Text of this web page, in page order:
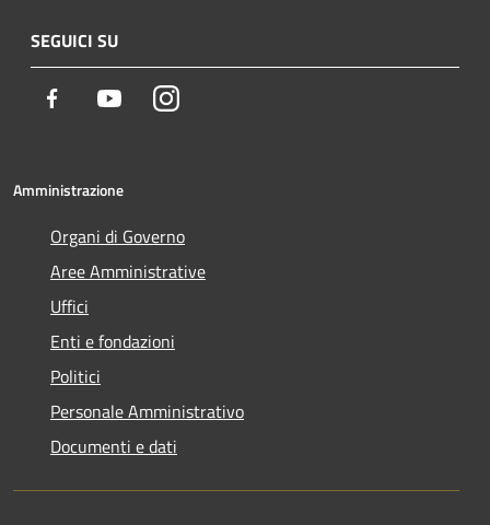
SEGUICI SU
Facebook YoutubeInstagram
Amministrazione
Organi di Governo
Aree Amministrative
Uffici
Enti e fondazioni
Politici
Personale Amministrativo
Documenti e dati